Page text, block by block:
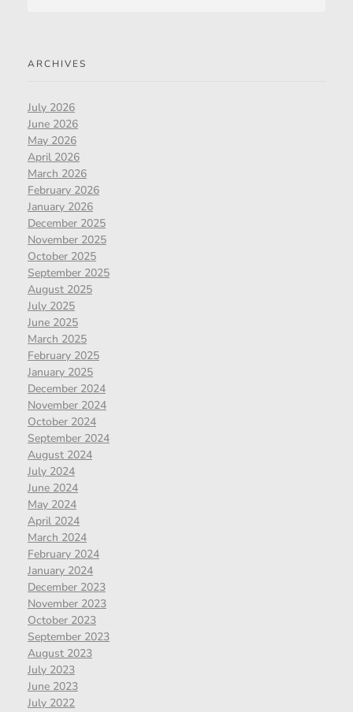
ARCHIVES
July 2026
June 2026
May 2026
April 2026
March 2026
February 2026
January 2026
December 2025
November 2025
October 2025
September 2025
August 2025
July 2025
June 2025
March 2025
February 2025
January 2025
December 2024
November 2024
October 2024
September 2024
August 2024
July 2024
June 2024
May 2024
April 2024
March 2024
February 2024
January 2024
December 2023
November 2023
October 2023
September 2023
August 2023
July 2023
June 2023
July 2022